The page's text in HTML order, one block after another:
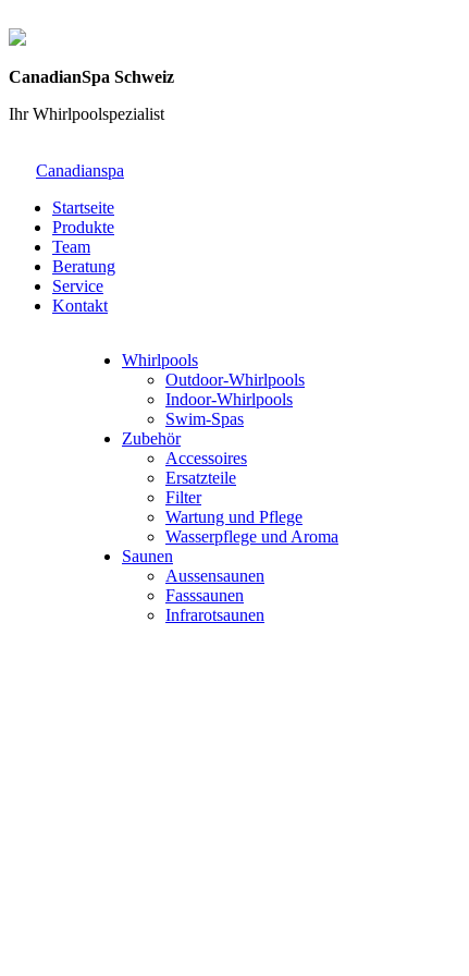
CanadianSpa Schweiz
Ihr Whirlpoolspezialist
Canadianspa
Startseite
Produkte
Team
Beratung
Service
Kontakt
Whirlpools
Outdoor-Whirlpools
Indoor-Whirlpools
Swim-Spas
Zubehör
Accessoires
Ersatzteile
Filter
Wartung und Pflege
Wasserpflege und Aroma
Saunen
Aussensaunen
Fasssaunen
Infrarotsaunen